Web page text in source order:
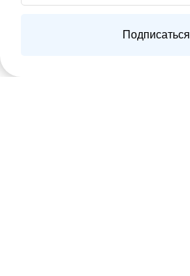
Подписаться